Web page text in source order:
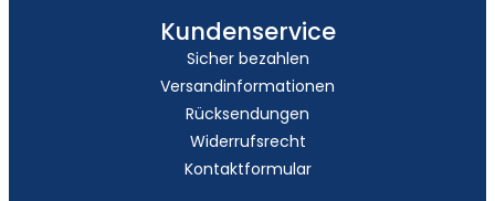
Kundenservice
Sicher bezahlen
Versandinformationen
Rücksendungen
Widerrufsrecht
Kontaktformular